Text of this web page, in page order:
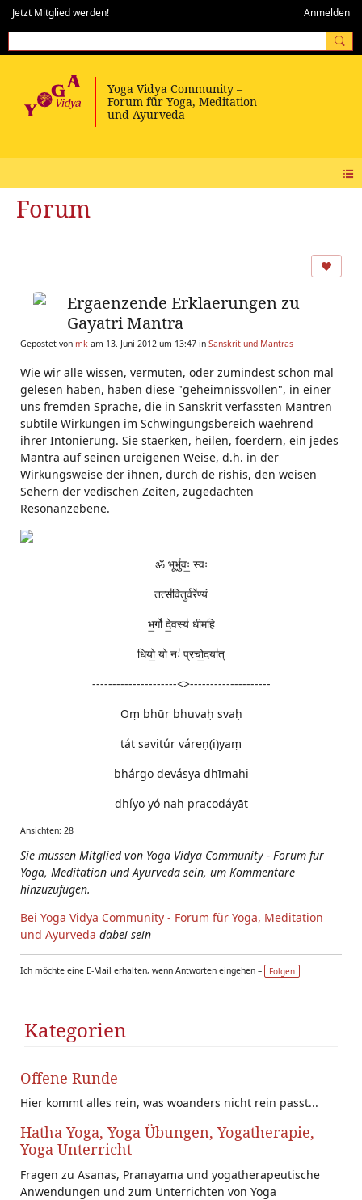
Jetzt Mitglied werden! Anmelden
Forum
Ergaenzende Erklaerungen zu
Gayatri Mantra
Gepostet von mk am 13. Juni 2012 um 13:47 in Sanskrit und Mantras
Wie wir alle wissen, vermuten, oder zumindest schon mal
gelesen haben, haben diese "geheimnissvollen", in einer
uns fremden Sprache, die in Sanskrit verfassten Mantren
subtile Wirkungen im Schwingungsbereich waehrend
ihrer Intonierung. Sie staerken, heilen, foerdern, ein jedes
Mantra auf seinen ureigenen Weise, d.h. in der
Wirkungsweise der ihnen, durch de rishis, den weisen
Sehern der vedischen Zeiten, zugedachten
Resonanzebene.
ॐ भूर्भुवः॒ स्वः
तत्स॑वितुर्वरे॑ण्यं
भ॒र्गो॑ दे॒वस्य॑ धीमहि
धियो॒ यो नः॑ प्रचो॒दया॑त्
---------------------<>--------------------
Oṃ bhūr bhuvaḥ svaḥ
tát savitúr váreṇ(i)yaṃ
bhárgo devásya dhīmahi
dhíyo yó naḥ pracodáyāt
Ansichten: 28
Sie müssen Mitglied von Yoga Vidya Community - Forum für
Yoga, Meditation und Ayurveda sein, um Kommentare
hinzuzufügen.
Bei Yoga Vidya Community - Forum für Yoga, Meditation
und Ayurveda dabei sein
Ich möchte eine E-Mail erhalten, wenn Antworten eingehen – Folgen
Kategorien
Offene Runde
Hier kommt alles rein, was woanders nicht rein passt...
Hatha Yoga, Yoga Übungen, Yogatherapie,
Yoga Unterricht
Fragen zu Asanas, Pranayama und yogatherapeutische
Anwendungen und zum Unterrichten von Yoga